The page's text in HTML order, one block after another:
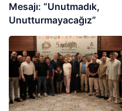
Mesajı: “Unutmadık,
Unutturmayacağız”